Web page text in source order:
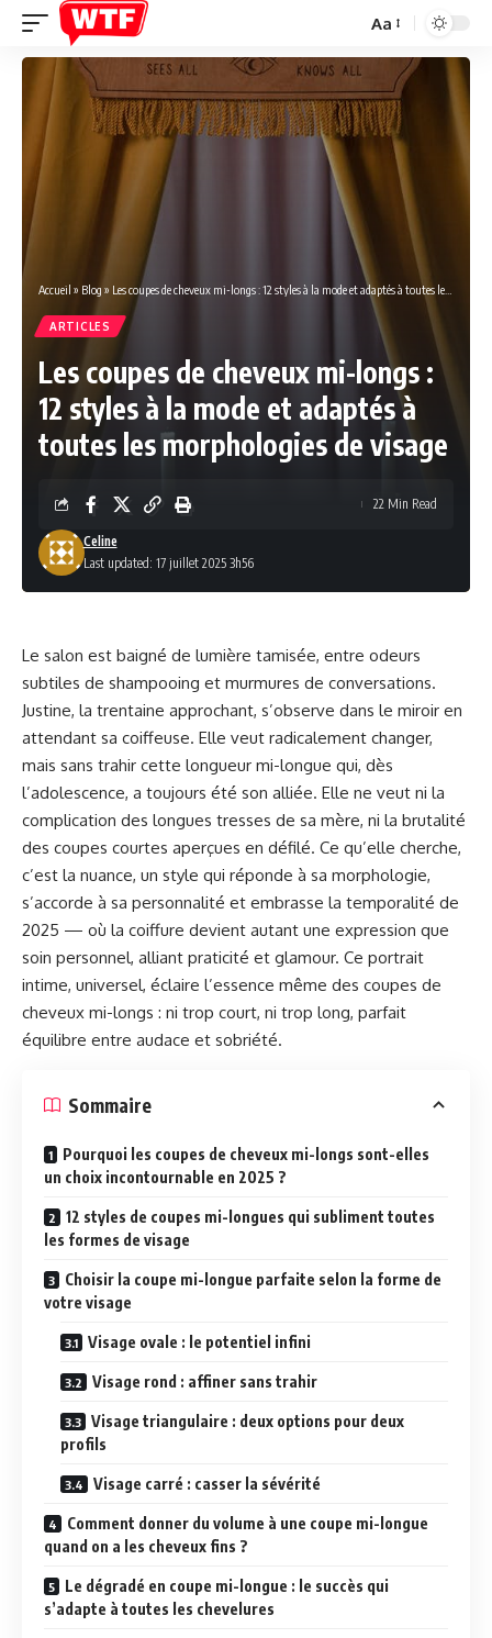
Font
Resizer
Aa
Accueil » Blog » Les coupes de cheveux mi-longs : 12 styles à la mode et adaptés à toutes les morphologies de visage
ARTICLES
Les coupes de cheveux mi-longs :
12 styles à la mode et adaptés à
toutes les morphologies de visage
Last updated: 17 juillet 2025 3h56
Celine
22 Min Read
Le salon est baigné de lumière tamisée, entre odeurs
subtiles de shampooing et murmures de conversations.
Justine, la trentaine approchant, s’observe dans le miroir en
attendant sa coiffeuse. Elle veut radicalement changer,
mais sans trahir cette longueur mi-longue qui, dès
l’adolescence, a toujours été son alliée. Elle ne veut ni la
complication des longues tresses de sa mère, ni la brutalité
des coupes courtes aperçues en défilé. Ce qu’elle cherche,
c’est la nuance, un style qui réponde à sa morphologie,
s’accorde à sa personnalité et embrasse la temporalité de
2025 — où la coiffure devient autant une expression que
soin personnel, alliant praticité et glamour. Ce portrait
intime, universel, éclaire l’essence même des coupes de
cheveux mi-longs : ni trop court, ni trop long, parfait
équilibre entre audace et sobriété.
Sommaire
Pourquoi les coupes de cheveux mi-longs sont-elles
un choix incontournable en 2025 ?
12 styles de coupes mi-longues qui subliment toutes
les formes de visage
Choisir la coupe mi-longue parfaite selon la forme de
votre visage
Visage ovale : le potentiel infini
Visage rond : affiner sans trahir
Visage triangulaire : deux options pour deux
profils
Visage carré : casser la sévérité
Comment donner du volume à une coupe mi-longue
quand on a les cheveux fins ?
Le dégradé en coupe mi-longue : le succès qui
s’adapte à toutes les chevelures